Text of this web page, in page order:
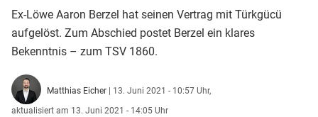
Ex-Löwe Aaron Berzel hat seinen Vertrag mit Türkgücü
aufgelöst. Zum Abschied postet Berzel ein klares
Bekenntnis – zum TSV 1860.
Matthias Eicher | 13. Juni 2021 - 10:57 Uhr,
aktualisiert am 13. Juni 2021 - 14:05 Uhr